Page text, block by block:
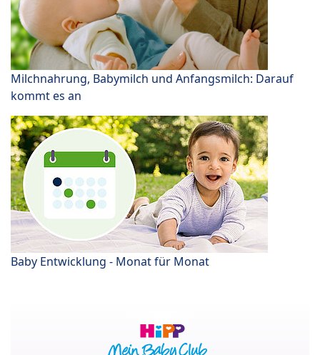
Milchnahrung, Babymilch und Anfangsmilch: Darauf
kommt es an
Baby Entwicklung - Monat für Monat